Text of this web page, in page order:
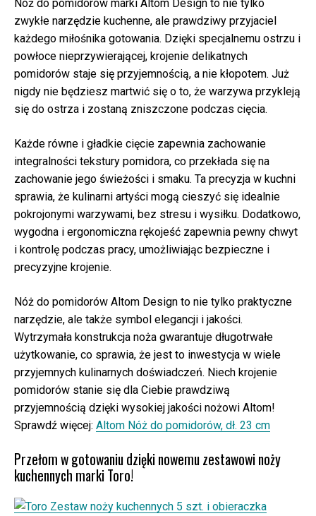
Nóż do pomidorów marki Altom Design to nie tylko
zwykłe narzędzie kuchenne, ale prawdziwy przyjaciel
każdego miłośnika gotowania. Dzięki specjalnemu ostrzu i
powłoce nieprzywierającej, krojenie delikatnych
pomidorów staje się przyjemnością, a nie kłopotem. Już
nigdy nie będziesz martwić się o to, że warzywa przykleją
się do ostrza i zostaną zniszczone podczas cięcia.
Każde równe i gładkie cięcie zapewnia zachowanie
integralności tekstury pomidora, co przekłada się na
zachowanie jego świeżości i smaku. Ta precyzja w kuchni
sprawia, że kulinarni artyści mogą cieszyć się idealnie
pokrojonymi warzywami, bez stresu i wysiłku. Dodatkowo,
wygodna i ergonomiczna rękojeść zapewnia pewny chwyt
i kontrolę podczas pracy, umożliwiając bezpieczne i
precyzyjne krojenie.
Nóż do pomidorów Altom Design to nie tylko praktyczne
narzędzie, ale także symbol elegancji i jakości.
Wytrzymała konstrukcja noża gwarantuje długotrwałe
użytkowanie, co sprawia, że jest to inwestycja w wiele
przyjemnych kulinarnych doświadczeń. Niech krojenie
pomidorów stanie się dla Ciebie prawdziwą
przyjemnością dzięki wysokiej jakości nożowi Altom!
Sprawdź więcej: Altom Nóż do pomidorów, dł. 23 cm
Przełom w gotowaniu dzięki nowemu zestawowi noży
kuchennych marki Toro!